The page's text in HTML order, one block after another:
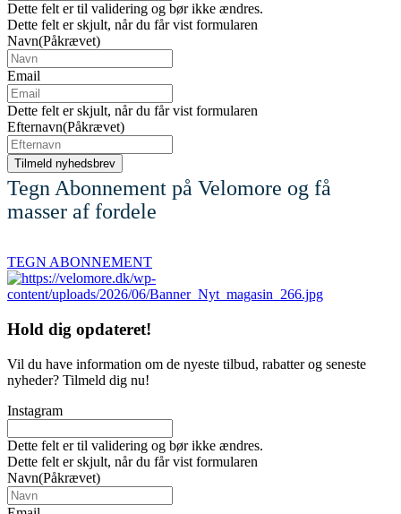
Dette felt er til validering og bør ikke ændres.
Dette felt er skjult, når du får vist formularen
Navn(Påkrævet)
Email
Dette felt er skjult, når du får vist formularen
Efternavn(Påkrævet)
Tegn Abonnement på Velomore og få
masser af fordele
TEGN ABONNEMENT
Hold dig opdateret!
Vil du have information om de nyeste tilbud, rabatter og seneste
nyheder? Tilmeld dig nu!
Instagram
Dette felt er til validering og bør ikke ændres.
Dette felt er skjult, når du får vist formularen
Navn(Påkrævet)